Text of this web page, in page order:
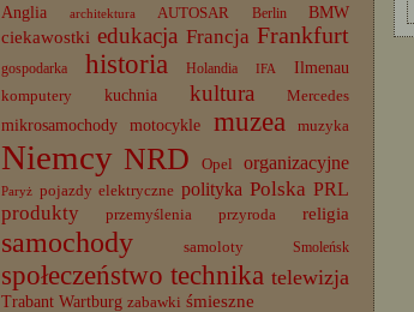
Anglia architektura AUTOSAR Berlin BMW
ciekawostki edukacja Francja Frankfurt
gospodarka historia Holandia IFA
Ilmenau
komputery
kuchnia kultura Mercedes
mikrosamochody motocykle muzea muzyka
Niemcy NRD Opel organizacyjne
Paryż pojazdy elektryczne polityka Polska PRL
produkty
przemyślenia przyroda religia
samochody samoloty Smoleńsk
społeczeństwo technika telewizja
Trabant Wartburg zabawki śmieszne